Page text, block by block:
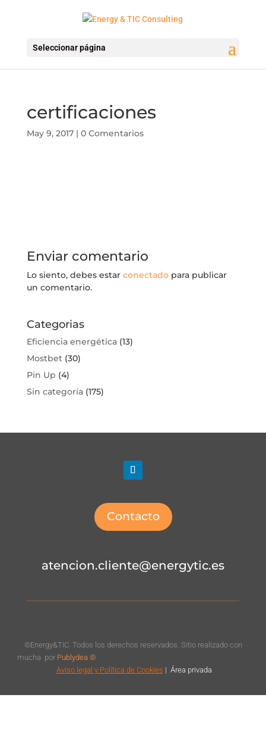
Seleccionar página
certificaciones
May 9, 2017| 0 Comentarios
Enviar comentario
Lo siento, debes estar conectadopara publicar
un comentario.
Categorias
Eficiencia energética(13)
Mostbet(30)
Pin Up (4)
Sin categoría(175)
Contacto
atencion.cliente@energytic.es
©Energy&TIC. Todos los derechos reservados. Sitio realizado con
mucha por Publydea ©
Aviso legal y Política de Cookies | Área privada